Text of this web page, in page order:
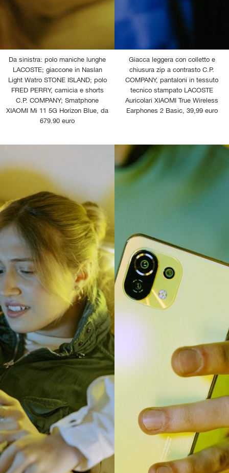
Da sinistra: polo maniche lunghe
LACOSTE; giaccone in Naslan
Light Watro STONE ISLAND; polo
FRED PERRY, camicia e shorts
C.P. COMPANY; Smatphone
XIAOMI Mi 11 5G Horizon Blue, da
679.90 euro
Giacca leggera con colletto e
chiusura zip a contrasto C.P.
COMPANY, pantaloni in tessuto
tecnico stampato LACOSTE
Auricolari XIAOMI True Wireless
Earphones 2 Basic, 39,99 euro